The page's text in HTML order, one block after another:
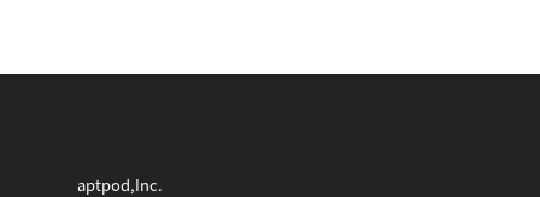
aptpod,Inc.